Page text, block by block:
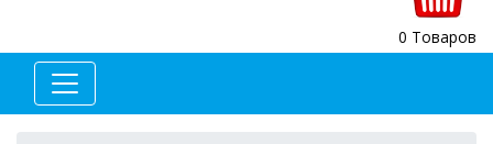
0 Товаров